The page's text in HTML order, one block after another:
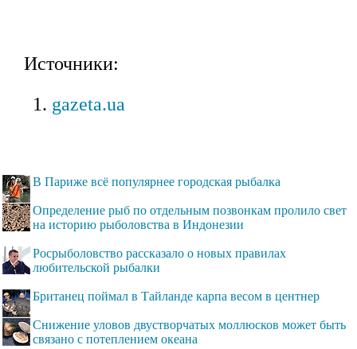
Источники:
gazeta.ua
В Париже всё популярнее городская рыбалка
Определение рыб по отдельным позвонкам пролило свет
на историю рыболовства в Индонезии
Росрыболовство рассказало о новых правилах
любительской рыбалки
Британец поймал в Тайланде карпа весом в центнер
Снижение уловов двустворчатых моллюсков может быть
связано с потеплением океана